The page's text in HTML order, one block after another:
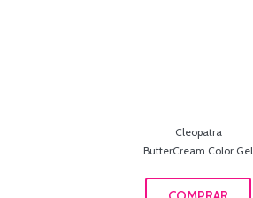
Cleopatra
ButterCream Color Gel